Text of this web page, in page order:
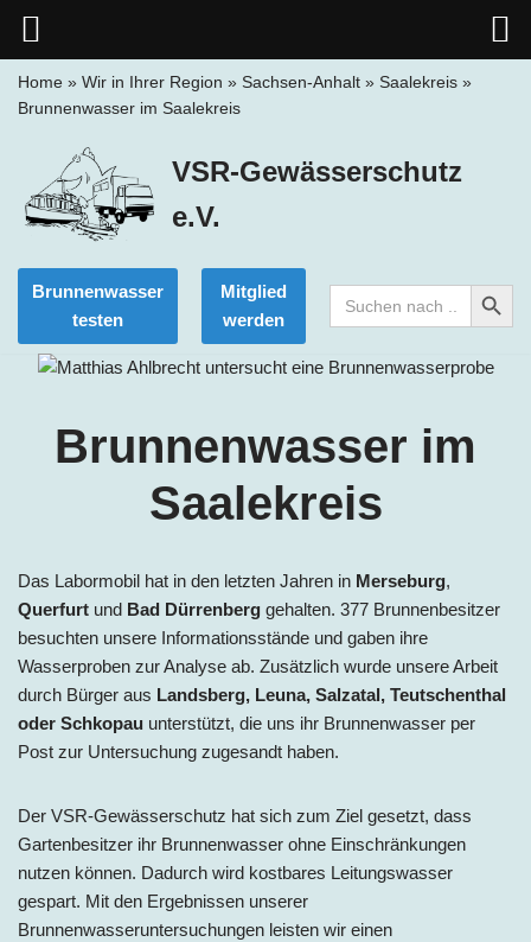
springen
Home » Wir in Ihrer Region » Sachsen-Anhalt » Saalekreis »
Brunnenwasser im Saalekreis
VSR-Gewässerschutz
e.V.
Brunnenwasser
testen
Mitglied
werden
Search
for:
Search Button
Brunnenwasser im
Saalekreis
Das Labormobil hat in den letzten Jahren in Merseburg,
Querfurt und Bad Dürrenberg gehalten. 377 Brunnenbesitzer
besuchten unsere Informationsstände und gaben ihre
Wasserproben zur Analyse ab. Zusätzlich wurde unsere Arbeit
durch Bürger aus Landsberg, Leuna, Salzatal, Teutschenthal
oder Schkopau unterstützt, die uns ihr Brunnenwasser per
Post zur Untersuchung zugesandt haben.
Der VSR-Gewässerschutz hat sich zum Ziel gesetzt, dass
Gartenbesitzer ihr Brunnenwasser ohne Einschränkungen
nutzen können. Dadurch wird kostbares Leitungswasser
gespart. Mit den Ergebnissen unserer
Brunnenwasseruntersuchungen leisten wir einen